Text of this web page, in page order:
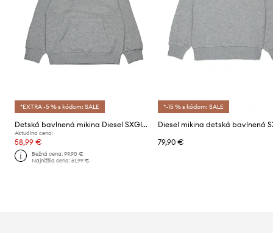
*EXTRA -5 % s kódom: SALE
Detská bavlnená mikina Diesel SXGINHOOD OVER SWEAT-SHIRT
Aktuálna cena:
58,99 €
Bežná cena:99,90 €
Najnižšia cena:61,99 €
*-15 % s kódom: SALE
79,90 €